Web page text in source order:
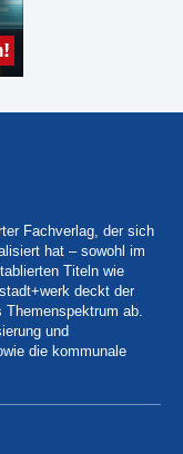
Fachverlag, der sich
hat – sowohl im
Titeln wie
deckt der
ab.
und
die kommunale